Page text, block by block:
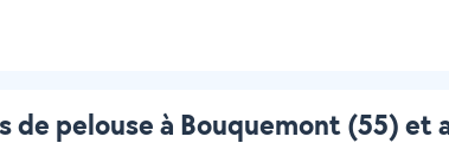
de pelouse à Bouquemont (55) et